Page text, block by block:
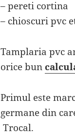
– pereti cortina
– chioscuri pvc
Tamplaria pvc
orice bun
Primul este
germane din
Trocal.